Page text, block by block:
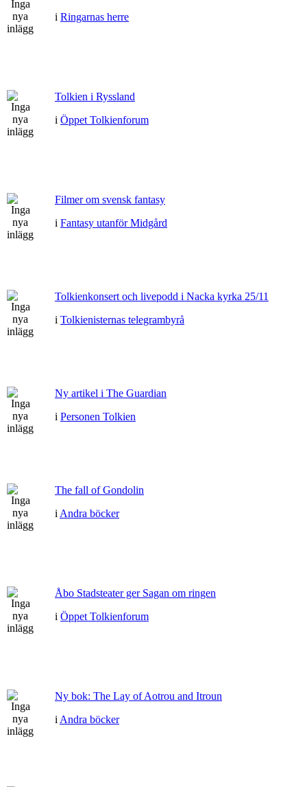
i Ringarnas herre
Tolkien i Ryssland
i Öppet Tolkienforum
Filmer om svensk fantasy
i Fantasy utanför Midgård
Tolkienkonsert och livepodd i Nacka kyrka 25/11
i Tolkienisternas telegrambyrå
Ny artikel i The Guardian
i Personen Tolkien
The fall of Gondolin
i Andra böcker
Åbo Stadsteater ger Sagan om ringen
i Öppet Tolkienforum
Ny bok: The Lay of Aotrou and Itroun
i Andra böcker